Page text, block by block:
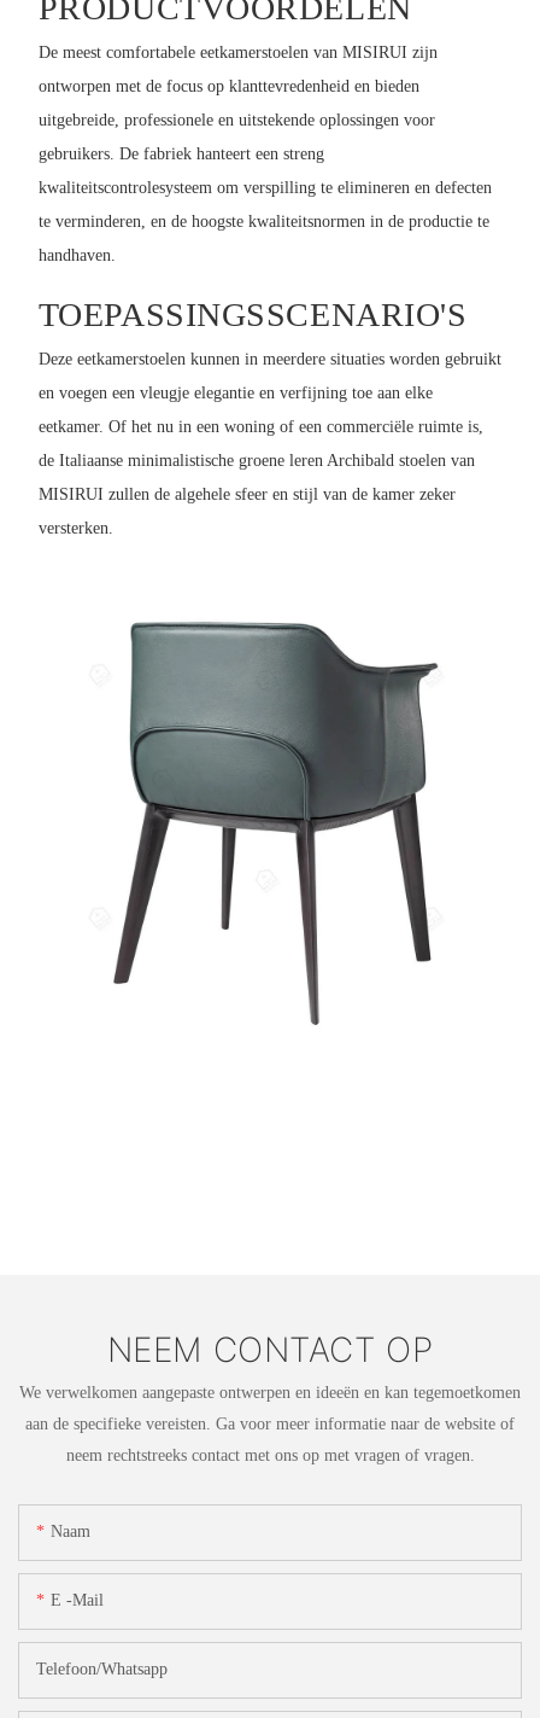
PRODUCTVOORDELEN
De meest comfortabele eetkamerstoelen van MISIRUI zijn
ontworpen met de focus op klanttevredenheid en bieden
uitgebreide, professionele en uitstekende oplossingen voor
gebruikers. De fabriek hanteert een streng
kwaliteitscontrolesysteem om verspilling te elimineren en defecten
te verminderen, en de hoogste kwaliteitsnormen in de productie te
handhaven.
TOEPASSINGSSCENARIO'S
Deze eetkamerstoelen kunnen in meerdere situaties worden gebruikt
en voegen een vleugje elegantie en verfijning toe aan elke
eetkamer. Of het nu in een woning of een commerciële ruimte is,
de Italiaanse minimalistische groene leren Archibald stoelen van
MISIRUI zullen de algehele sfeer en stijl van de kamer zeker
versterken.
NEEM CONTACT OP
We verwelkomen aangepaste ontwerpen en ideeën en kan tegemoetkomen
aan de specifieke vereisten. Ga voor meer informatie naar de website of
neem rechtstreeks contact met ons op met vragen of vragen.
Naam
E -mail
Telefoon/whatsapp